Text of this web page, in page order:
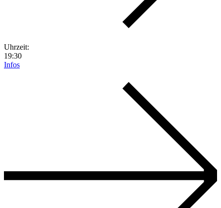
Uhrzeit:
19:30
Infos